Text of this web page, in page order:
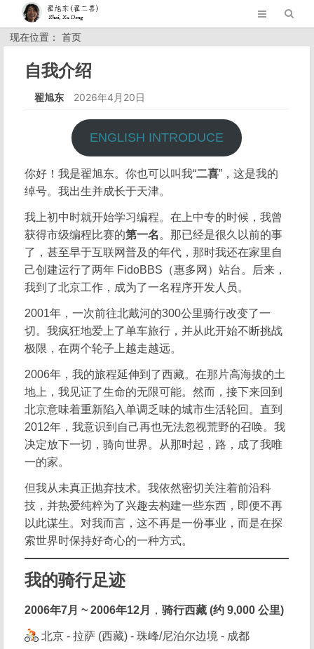
现在位置： 首页
自我介绍
翟旭东 2026年4月20日
ENGLISH INTRODUCE
你好！我是翟旭东。你也可以叫我“二喜”，这是我的
绰号。我出生并成长于天津。
我上初中时就开始学习编程。在上中专的时候，我曾
获得市级编程比赛的第一名 。那已经是很久以前的事
了，甚至早于互联网普及的年代，那时我还在家里自
己创建运行了两年 FidoBBS（惠多网）站台。后来，
我到了北京工作，成为了一名程序开发人员。
2001年，一次前往北戴河的300公里骑行改变了一
切。我疯狂地爱上了单车旅行，并从此开始不断挑战
极限，在两个轮子上越走越远。
2006年，我的旅程延伸到了西藏。在那片高海拔的土
地上，我见证了生命的无限可能。然而，接下来回到
北京意味着重新陷入单调乏味的城市生活轮回。直到
2012年，我意识到自己再也无法忽视荒野的召唤。我
决定放下一切，骑向世界。从那时起，路，成了我唯
一的家。
但我从未真正抛弃技术。我依然密切关注着前沿科
技，并热爱纯粹为了兴趣去构建一些东西，即便不再
以此谋生。对我而言，这不再是一份事业，而是在探
索世界时保持好奇心的一种方式。
我的骑行足迹
2006年7月 ~ 2006年12月 ，骑行西藏 (约 9,000 公里)
北京 - 拉萨 (西藏) - 珠峰/尼泊尔边境 - 成都